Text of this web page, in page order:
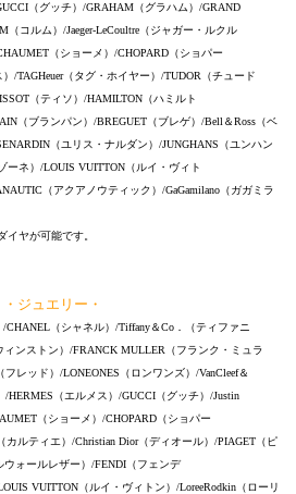
（グッチ）/GRAHAM（グラハム）/GRAND
コルム）/Jaeger-LeCoultre（ジャガー・ルクル
（ショーメ）/CHOPARD（ショパー
/TAGHeuer（タグ・ホイヤー）/TUDOR（チュード
（ティソ）/HAMILTON（ハミルト
（ブランパン）/BREGUET（ブレゲ）/Bell＆Ross（ベ
（ユリス・ナルダン）/JUNGHANS（ユンハン
ーネ）/LOUIS VUITTON（ルイ・ヴィト
（アクアノウティック）/GaGamilano（ガガミラ
ヤが可能です。
・ジュエリー・
CHANEL（シャネル）/Tiffany＆Co．（ティファニ
ィンストン）/FRANCK MULLER（フランク・ミュラ
レッド）/LONEONES（ロンワンズ）/VanCleef＆
HERMES（エルメス）/GUCCI（グッチ）/Justin
（ショーメ）/CHOPARD（ショパー
カルティエ）/Christian Dior（ディオール）/PIAGET（ピ
ォールレザー）/FENDI（フェンデ
VUITTON（ルイ・ヴィトン）/LoreeRodkin（ローリ